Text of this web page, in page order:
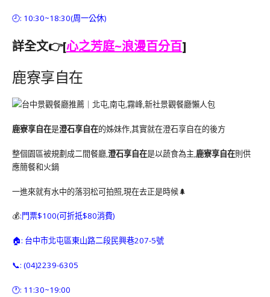
🕘: 10:30~18:30(周一公休)
詳全文👉[心之芳庭~浪漫百分百]
鹿寮享自在
鹿寮享自在是澄石享自在的姊妹作,其實就在澄石享自在的後方
整個園區被規劃成二間餐廳,澄石享自在是以蔬食為主,鹿寮享自在則供
應簡餐和火鍋
一進來就有水中的落羽松可拍照,現在去正是時候🌲
💰:門票$100(可折抵$80消費)
🏠: 台中市北屯區東山路二段民興巷207-5號
📞: (04)2239-6305
🕐: 11:30~19:00